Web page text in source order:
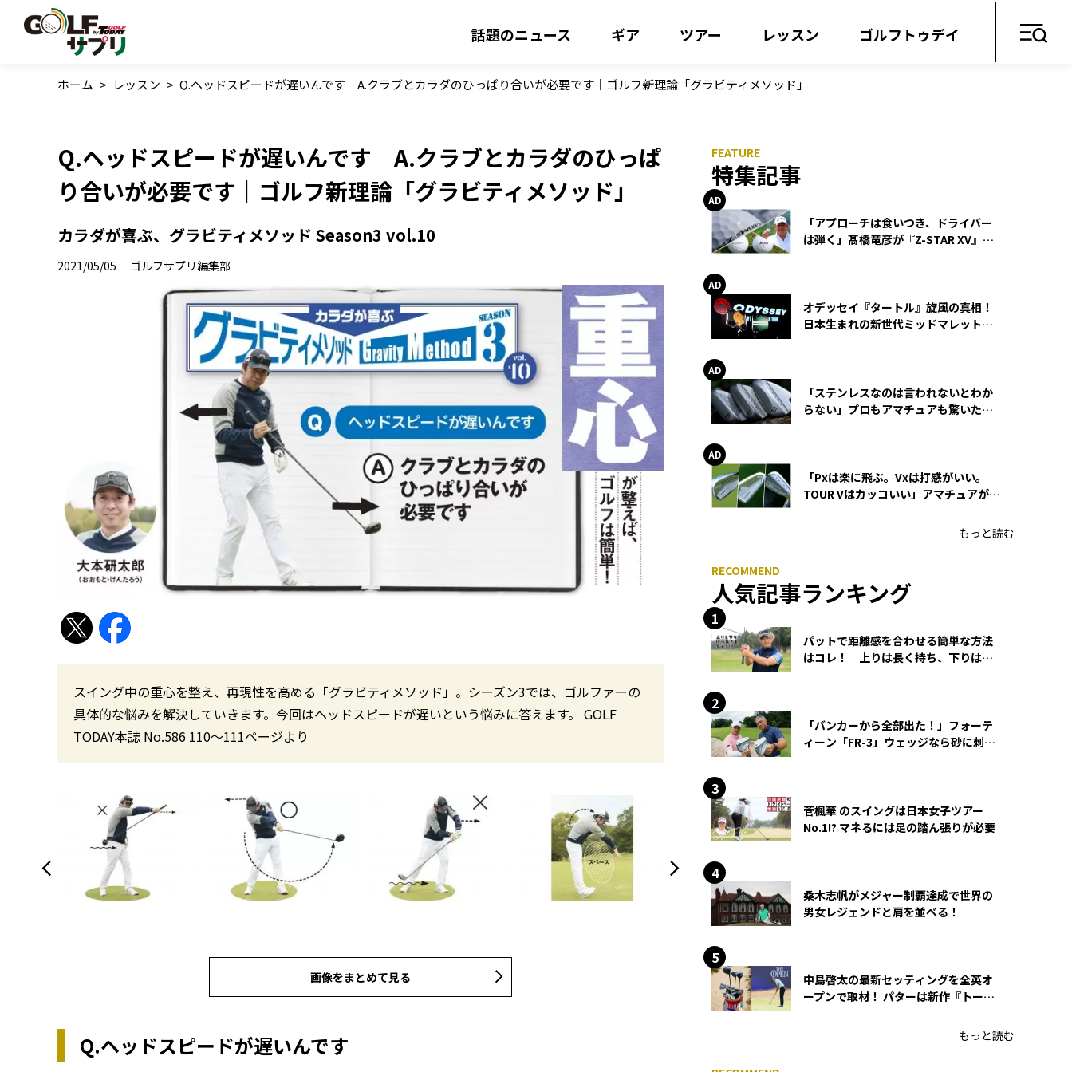
話題のニュース ギア ツアー レッスン ゴルフトゥデイ
ホーム > レッスン > Q.ヘッドスピードが遅いんです A.クラブとカラダのひっぱり合いが必要です｜ゴルフ新理論「グラビティメソッド」
Q.ヘッドスピードが遅いんです A.クラブとカラダのひっぱ
り合いが必要です｜ゴルフ新理論「グラビティメソッド」
カラダが喜ぶ、グラビティメソッド Season3 vol.10
2021/05/05 ゴルフサプリ編集部
スイング中の重心を整え、再現性を高める「グラビティメソッド」。シーズン3では、ゴルファーの
具体的な悩みを解決していきます。今回はヘッドスピードが遅いという悩みに答えます。 GOLF
TODAY本誌 No.586 110〜111ページより
画像をまとめて見る
Q.ヘッドスピードが遅いんです
特集記事
「アプローチは食いつき、ドライバー
は弾く」髙橋竜彦が『Z-STAR XV』を
オデッセイ『タートル』旋風の真相！
日本生まれの新世代ミッドマレットが
「ステンレスなのは言われないとわか
らない」プロもアマチュアも驚いた
「Pxは楽に飛ぶ。Vxは打感がいい。
TOUR Vはカッコいい」アマチュアが選
もっと読む
人気記事ランキング
パットで距離感を合わせる簡単な方法
はコレ！ 上りは長く持ち、下りは短
「バンカーから全部出た！」フォーテ
ィーン「FR-3」ウェッジなら砂に刺さ
菅楓華 のスイングは日本女子ツアー
No.1!? マネるには足の踏ん張りが必要
桑木志帆がメジャー制覇達成で世界の
男女レジェンドと肩を並べる！
中島啓太の最新セッティングを全英オ
ープンで取材！ パターは新作『トーチ
もっと読む